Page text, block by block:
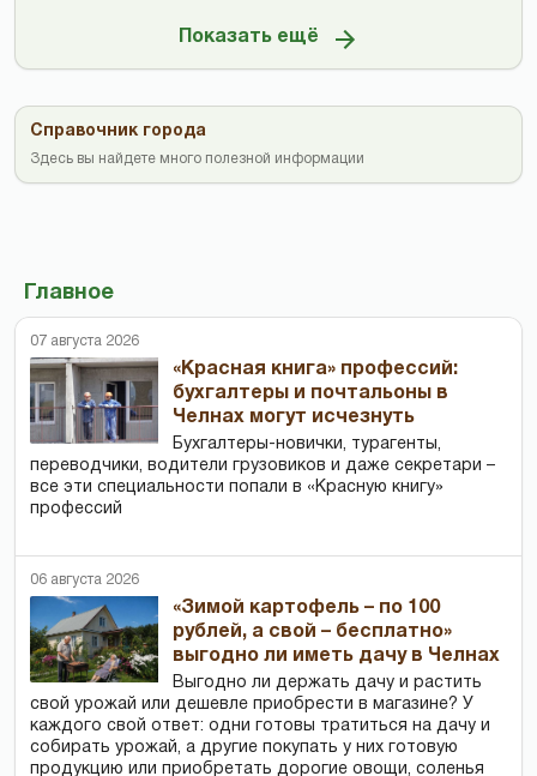
Показать ещё
Справочник города
Здесь вы найдете много полезной информации
Главное
07 августа 2026
«Красная книга» профессий:
бухгалтеры и почтальоны в
Челнах могут исчезнуть
Бухгалтеры-новички, тур­агенты,
переводчики, водители грузовиков и даже секретари –
все эти специальности попали в «Красную книгу»
профессий
06 августа 2026
«Зимой картофель – по 100
рублей, а свой – бесплатно»
выгодно ли иметь дачу в Челнах
Выгодно ли держать дачу и растить
свой урожай или дешевле приобрести в магазине? У
каждого свой ответ: одни готовы тратиться на дачу и
собирать урожай, а другие покупать у них готовую
продукцию или приобретать дорогие овощи, соленья